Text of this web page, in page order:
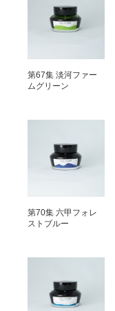
第67集 淡河ファー
ムグリーン
第70集 六甲フォレ
ストブルー